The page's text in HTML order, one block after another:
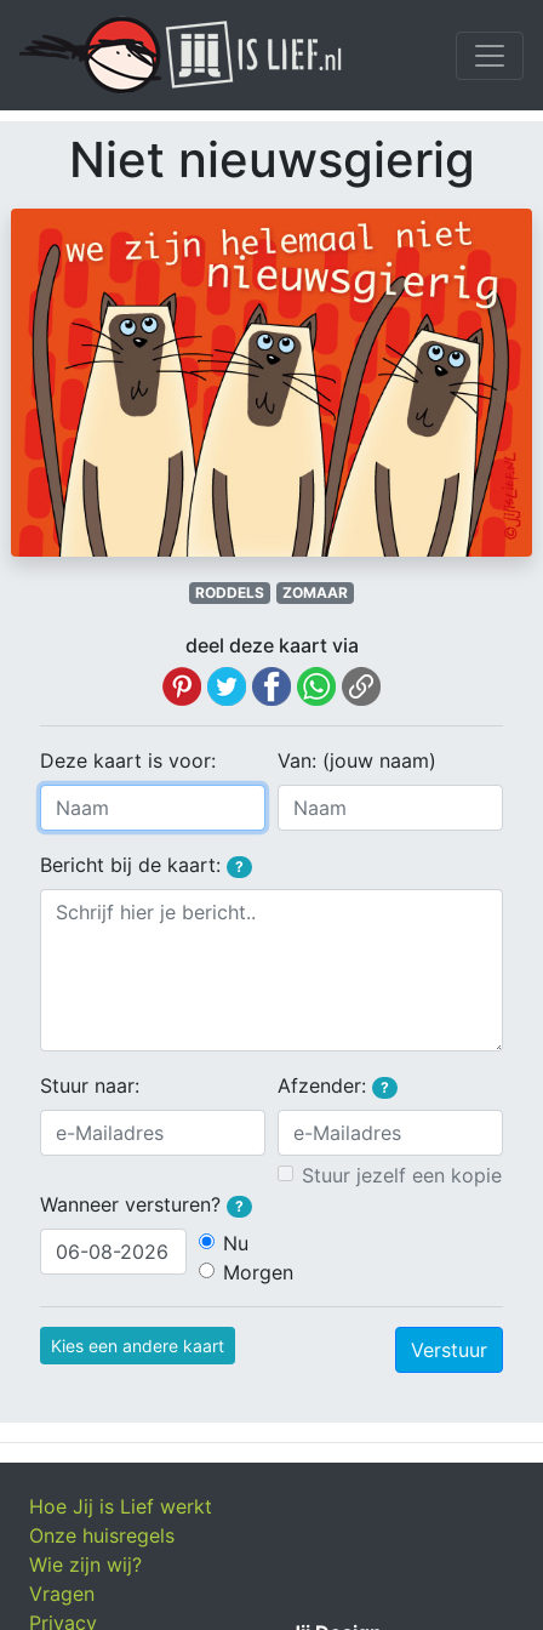
Niet nieuwsgierig
RODDELS ZOMAAR
deel deze kaart via
Deze kaart is voor: Van: (jouw naam)
Bericht bij de kaart: ?
Stuur naar: Afzender: ?
Stuur jezelf een kopie
Wanneer versturen?
?
Nu
Morgen
Kies een andere kaart Verstuur
Hoe Jij is Lief werkt
Onze huisregels
Wie zijn wij?
Vragen
Privacy